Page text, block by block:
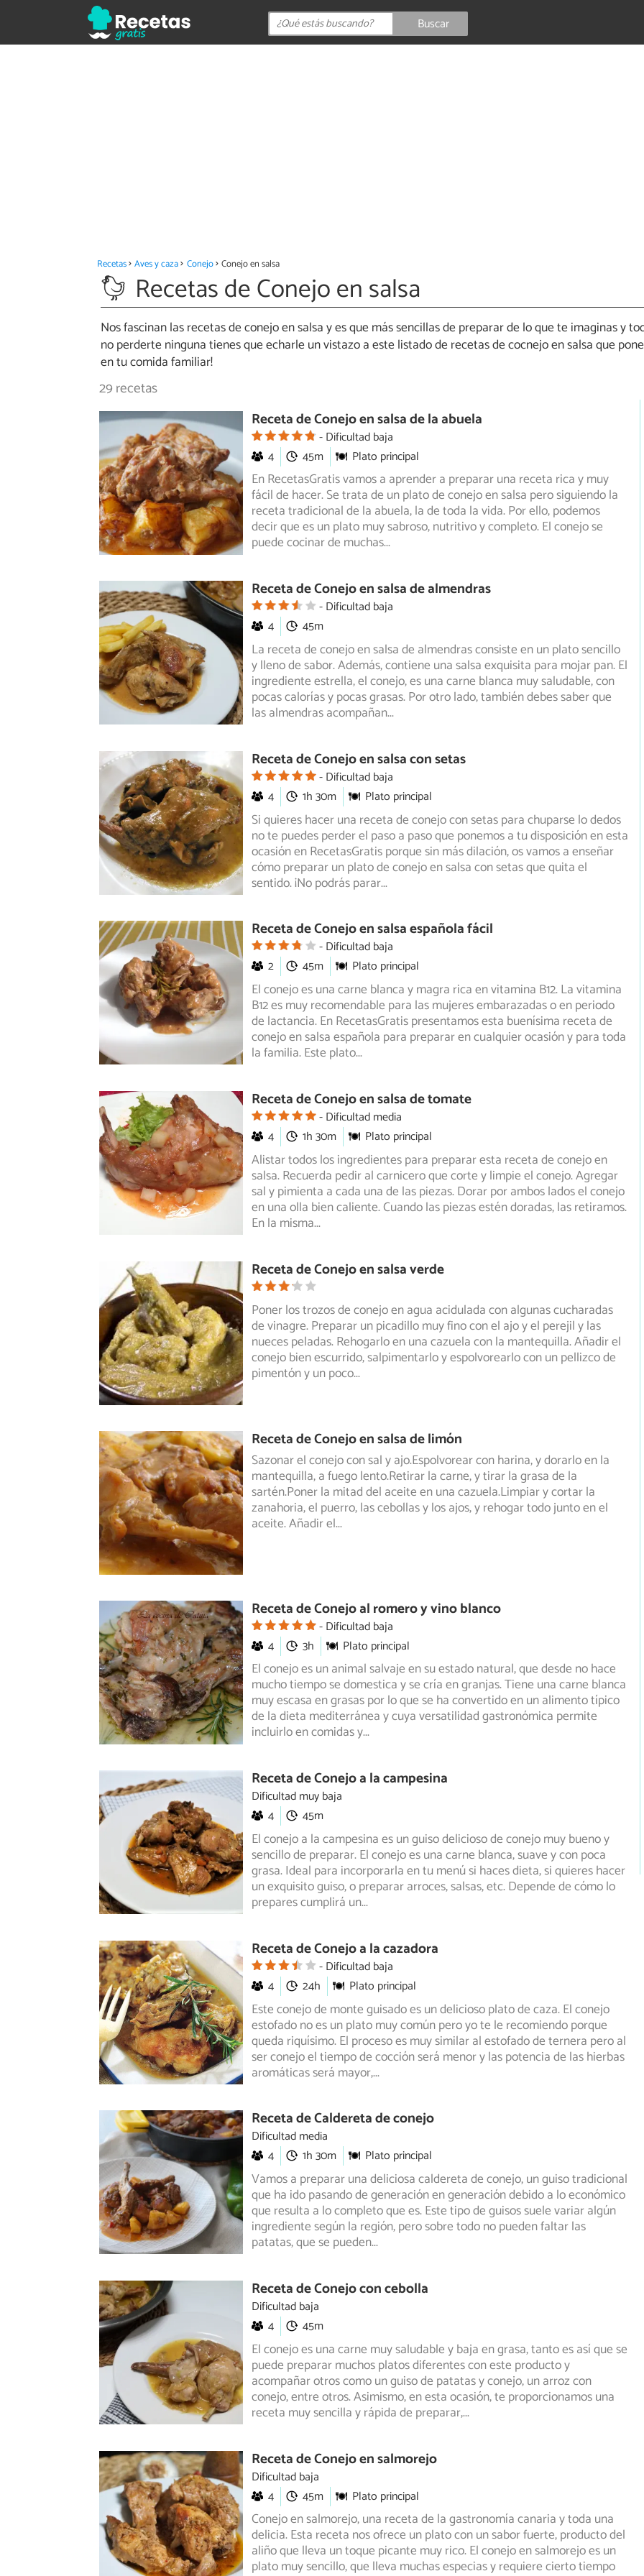
Buscar
Recetas Aves y caza Conejo Conejo en salsa
Recetas de Conejo en salsa
Nos fascinan las recetas de conejo en salsa y es que más sencillas de preparar de lo que te imaginas y
no perderte ninguna tienes que echarle un vistazo a este listado de recetas de cocnejo en salsa que
en tu comida familiar!
29 recetas
Receta de Conejo en salsa de la abuela
Dificultad baja
4
45m Plato principal
En RecetasGratis vamos a aprender a preparar una receta rica y muy
fácil de hacer. Se trata de un plato de conejo en salsa pero siguiendo la
receta tradicional de la abuela, la de toda la vida. Por ello, podemos
decir que es un plato muy sabroso, nutritivo y completo. El conejo se
puede cocinar de muchas...
Receta de Conejo en salsa de almendras
Dificultad baja
4
45m
La receta de conejo en salsa de almendras consiste en un plato sencillo
y lleno de sabor. Además, contiene una salsa exquisita para mojar pan.El
ingrediente estrella, el conejo, es una carne blanca muy saludable, con
pocas calorías y pocas grasas. Por otro lado, también debes saber que
las almendras acompañan...
Receta de Conejo en salsa con setas
Dificultad baja
4
1h 30m Plato principal
Si quieres hacer una receta de conejo con setas para chuparse lo dedos
no te puedes perder el paso a paso que ponemos a tu disposición en esta
ocasión en RecetasGratis porque sin más dilación, os vamos a enseñar
cómo preparar un plato de conejo en salsa con setas que quita el
sentido. ¡No podrás parar...
Receta de Conejo en salsa española fácil
Dificultad baja
2
45m Plato principal
El conejo es una carne blanca y magra rica en vitamina B12. La vitamina
B12 es muy recomendable para las mujeres embarazadas o en periodo
de lactancia. En RecetasGratis presentamos esta buenísima receta de
conejo en salsa española para preparar en cualquier ocasión y para toda
la familia. Este plato...
Receta de Conejo en salsa de tomate
Dificultad media
4
1h 30m Plato principal
Alistar todos los ingredientes para preparar esta receta de conejo en
salsa. Recuerda pedir al carnicero que corte y limpie el conejo. Agregar
sal y pimienta a cada una de las piezas. Dorar por ambos lados el conejo
en una olla bien caliente. Cuando las piezas estén doradas, las retiramos.
En la misma...
Receta de Conejo en salsa verde
Poner los trozos de conejo en agua acidulada con algunas cucharadas
de vinagre. Preparar un picadillo muy fino con el ajo y el perejil y las
nueces peladas. Rehogarlo en una cazuela con la mantequilla. Añadir el
conejo bien escurrido, salpimentarlo y espolvorearlo con un pellizco de
pimentón y un poco...
Receta de Conejo en salsa de limón
Sazonar el conejo con sal y ajo.Espolvorear con harina, y dorarlo en la
mantequilla, a fuego lento.Retirar la carne, y tirar la grasa de la
sartén.Poner la mitad del aceite en una cazuela.Limpiar y cortar la
zanahoria, el puerro, las cebollas y los ajos, y rehogar todo junto en el
aceite. Añadir el...
Receta de Conejo al romero y vino blanco
Dificultad baja
4
3h Plato principal
El conejo es un animal salvaje en su estado natural, que desde no hace
mucho tiempo se domestica y se cría en granjas. Tiene una carne blanca
muy escasa en grasas por lo que se ha convertido en un alimento típico
de la dieta mediterránea y cuya versatilidad gastronómica permite
incluirlo en comidas y...
Receta de Conejo a la campesina
Dificultad muy baja
4
45m
El conejo a la campesina es un guiso delicioso de conejo muy bueno y
sencillo de preparar. El conejo es una carne blanca, suave y con poca
grasa.Ideal para incorporarla en tu menú si haces dieta, si quieres hacer
un exquisito guiso, o preparar arroces, salsas, etc. Depende de cómo lo
prepares cumplirá un...
Receta de Conejo a la cazadora
Dificultad baja
4
24h Plato principal
Este conejo de monte guisado es un delicioso plato de caza. El conejo
estofado no es un plato muy común pero yo te le recomiendo porque
queda riquísimo. El proceso es muy similar al estofado de ternera pero al
ser conejo el tiempo de cocción será menor y las potencia de las hierbas
aromáticas será mayor,...
Receta de Caldereta de conejo
Dificultad media
4
1h 30m Plato principal
Vamos a preparar una deliciosa caldereta de conejo, un guiso tradicional
que ha ido pasando de generación en generación debido a lo económico
que resulta a lo completo que es. Este tipo de guisos suele variar algún
ingrediente según la región, pero sobre todo no pueden faltar las
patatas, que se pueden...
Receta de Conejo con cebolla
Dificultad baja
4
45m
El conejo es una carne muy saludable y baja en grasa, tanto es así que se
puede preparar muchos platos diferentes con este producto y
acompañarotros como un guiso de patatas y conejo, un arroz con
conejo, entre otros. Asimismo, en esta ocasión, te proporcionamos una
receta muy sencilla y rápida de preparar,...
Receta de Conejo en salmorejo
Dificultad baja
4
45m Plato principal
Conejo en salmorejo, una receta de la gastronomía canaria y toda una
delicia. Esta receta nos ofrece un plato con un sabor fuerte, productodel
aliño que lleva un toque picante muy rico. El conejo en salmorejo es un
plato muy sencillo, que lleva muchas especias y requiere cierto tiempo